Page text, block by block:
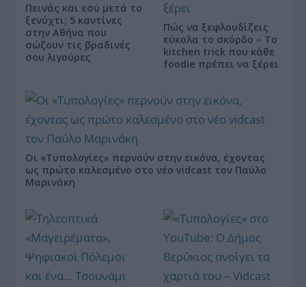
Πεινάς και εσύ μετά το
ξενύχτι; 5 καντίνες
στην Αθήνα που
σώζουν τις βραδινές
σου λιγούρες
Πώς να ξεφλουδίζεις
εύκολα το σκόρδο – Το
kitchen trick που κάθε
foodie πρέπει να ξέρει
Οι «Τυπολογίες» περνούν στην εικόνα, έχοντας
ως πρώτο καλεσμένο στο νέο vidcast τον Παύλο
Μαρινάκη